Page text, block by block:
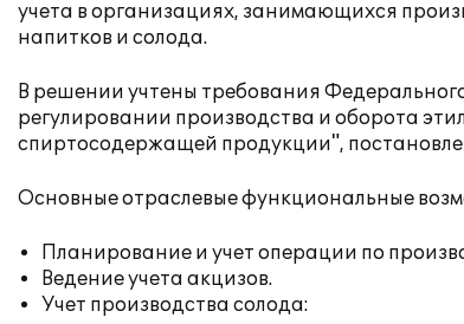
учета в организациях, занимающихся
напитков и солода.
В решении учтены требования
регулировании производства и оборота
спиртосодержащей продукции",
Основные отраслевые функциональные
Планирование и учет операции по
Ведение учета акцизов.
Учет производства солода: